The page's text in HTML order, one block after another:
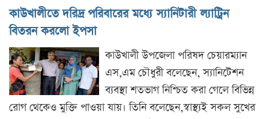
কাউখালীতে দরিদ্র পরিবারের মধ্যে স্যানিটারী ল্যাট্রিন
বিতরন করলো ইপসা
কাউখালী উপজেলা পরিষদ চেয়ারম্যান
এস,এম চৌধুরী বলেছেন, স্যানিটেশন
ব্যবস্থা শতভাগ নিশ্চিত করা গেলে বিভিন্ন
রোগ থেকেও মুক্তি পাওয়া যায়। তিনি বলেছেন,স্বাস্থ্যই সকল সুখের